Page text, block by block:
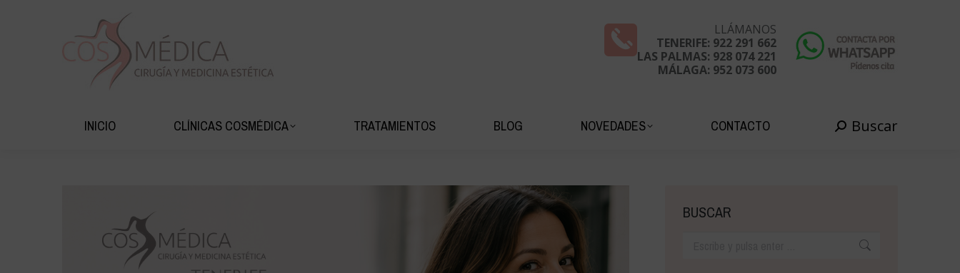
LLÁMANOS
TENERIFE: 922 291 662
LAS PALMAS: 928 074 221
MÁLAGA: 952 073 600
INICIO CLÍNICAS COSMÉDICA TRATAMIENTOS BLOG NOVEDADES CONTACTO Buscar:Buscar
BUSCAR
NOVEDADES CONTACTO